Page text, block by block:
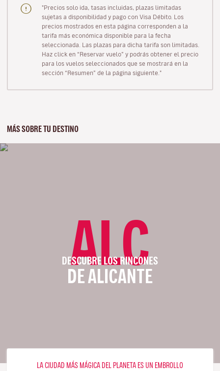
"Precios solo ida, tasas incluidas, plazas limitadas
sujetas a disponibilidad y pago con Visa Débito. Los
precios mostrados en esta página corresponden a la
tarifa más económica disponible para la fecha
seleccionada. Las plazas para dicha tarifa son limitadas.
Haz click en “Reservar vuelo” y podrás obtener el precio
para los vuelos seleccionados que se mostrará en la
sección “Resumen” de la página siguiente."
MÁS SOBRE TU DESTINO
ALC
DESCUBRE LOS RINCONES
DE ALICANTE
LA CIUDAD MÁS MÁGICA DEL PLANETA ES UN EMBROLLO